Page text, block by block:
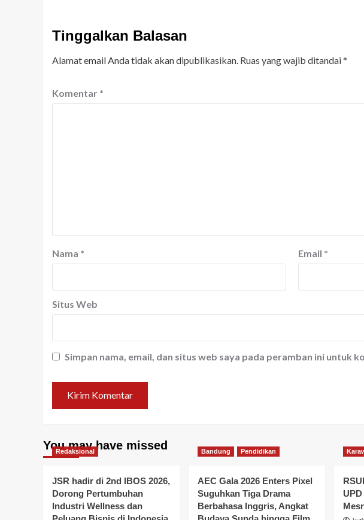
Tinggalkan Balasan
Alamat email Anda tidak akan dipublikasikan. Ruas yang wajib ditandai*
Komentar *
Nama * Email *
Situs Web
Simpan nama, email, dan situs web saya pada peramban ini untuk
You may have missed
Redaksional
JSR hadir di 2nd IBOS 2026,
Dorong Pertumbuhan
Industri Wellness dan
Bandung Pendidikan
AEC Gala 2026 Enters Pixel
Suguhkan Tiga Drama
Berbahasa Inggris, Angkat